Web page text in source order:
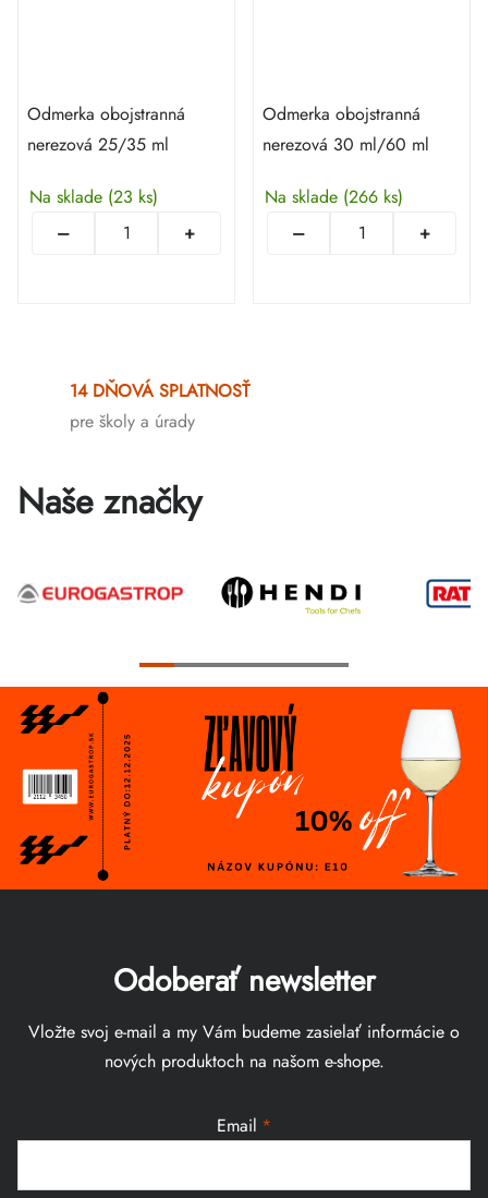
Odmerka obojstranná
nerezová 25/35 ml
Na sklade (23 ks)
Odmerka obojstranná
nerezová 30 ml/60 ml
Na sklade (266 ks)
prvky
14 DŇOVÁ SPLATNOSŤ
pre školy a úrady
Naše značky
Odoberať newsletter
Vložte svoj e-mail a my Vám budeme zasielať informácie o
nových produktoch na našom e-shope.
Email